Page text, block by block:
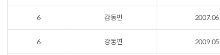
6 감동빈 2007.06
6 강동연 2009.05